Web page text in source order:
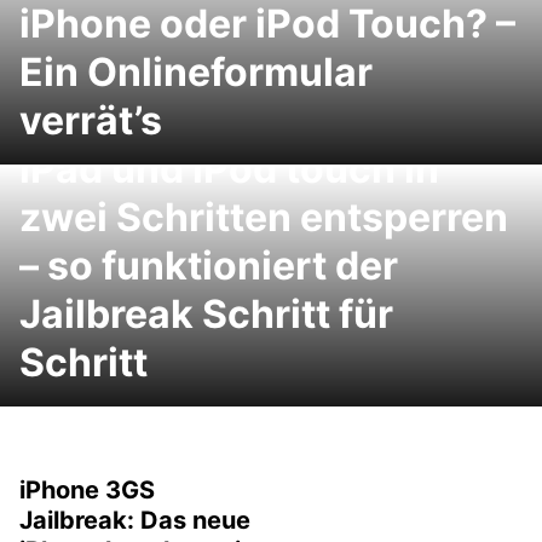
iPhone oder iPod Touch? –
Ein Onlineformular
verrät’s
Jailbreak mit
Jailbreakme.com: iPhone,
iPad und iPod touch in
zwei Schritten entsperren
– so funktioniert der
Jailbreak Schritt für
Schritt
iPhone 3GS
Jailbreak: Das neue